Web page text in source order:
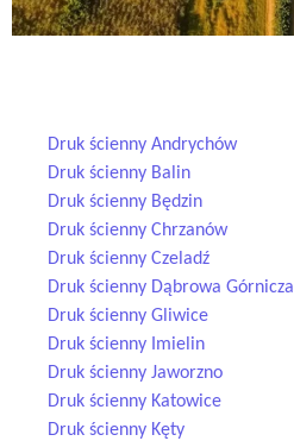
Druk ścienny Andrychów
Druk ścienny Balin
Druk ścienny Będzin
Druk ścienny Chrzanów
Druk ścienny Czeladź
Druk ścienny Dąbrowa Górnicza
Druk ścienny Gliwice
Druk ścienny Imielin
Druk ścienny Jaworzno
Druk ścienny Katowice
Druk ścienny Kęty